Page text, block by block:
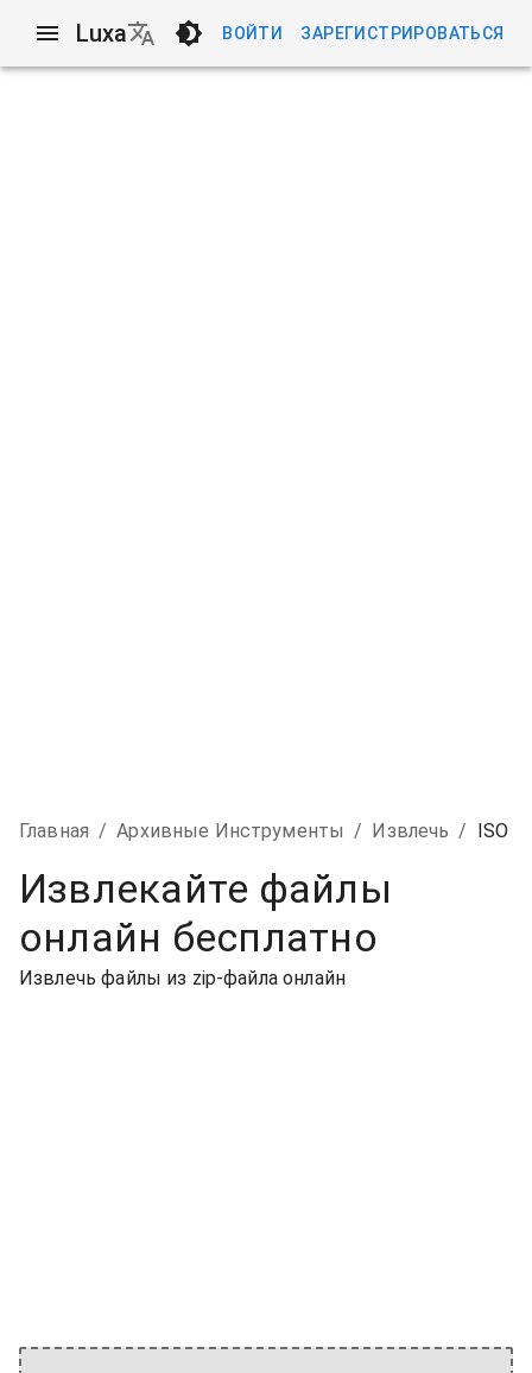
Luxa ВОЙТИ ЗАРЕГИСТРИРОВАТЬСЯ
Главная / Архивные Инструменты / Извлечь / ISO
Извлекайте файлы
онлайн бесплатно
Извлечь файлы из zip-файла онлайн